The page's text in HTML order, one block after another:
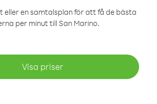
eller en samtalsplan för att få de bästa
per minut till San Marino.
Visa priser